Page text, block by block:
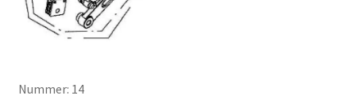
Nummer: 14